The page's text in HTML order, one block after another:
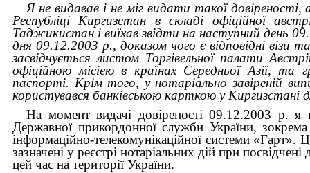
Я не видавав і не міг видати такої
Республіці Киргизстан в складі офіційної
Таджикистан і виїхав звідти на наступний день
дня 09.12.2003 р., доказом чого є відповідні
засвідчується листом Торгівельної палати
офіційною місією в країнах Середньої Азії, та
паспорті. Крім того, у нотаріально завіреній
користувався банківською карткою у Киргизстані
На момент видачі довіреності 09.12.2003 р. я
Державної прикордонної служби України,
інформаційно-телекомунікаційної системи
зазначені у реєстрі нотаріальних дій при
цей час на території України.